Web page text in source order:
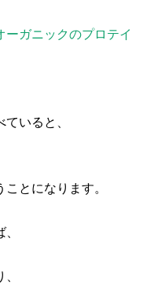
ガニックのプロテイ
いると、
とになります。